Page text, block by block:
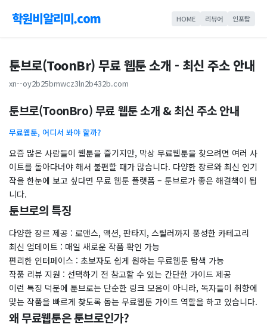
학원비알리미.com HOME 리뷰어 인포탑
툰브로(ToonBr) 무료 웹툰 소개 - 최신 주소 안내
xn--oy2b25bmwcz3ln2b432b.com
툰브로(ToonBro) 무료 웹툰 소개 & 최신 주소 안내
무료웹툰, 어디서 봐야 할까?
요즘 많은 사람들이 웹툰을 즐기지만, 막상 무료웹툰을 찾으려면 여러 사
이트를 돌아다녀야 해서 불편할 때가 많습니다. 다양한 장르와 최신 인기
작을 한눈에 보고 싶다면 무료 웹툰 플랫폼 – 툰브로가 좋은 해결책이 됩
니다.
툰브로의 특징
다양한 장르 제공 : 로맨스, 액션, 판타지, 스릴러까지 풍성한 카테고리
최신 업데이트 : 매일 새로운 작품 확인 가능
편리한 인터페이스 : 초보자도 쉽게 원하는 무료웹툰 탐색 가능
작품 리뷰 지원 : 선택하기 전 참고할 수 있는 간단한 가이드 제공
이런 특징 덕분에 툰브로는 단순한 링크 모음이 아니라, 독자들이 취향에
맞는 작품을 빠르게 찾도록 돕는 무료웹툰 가이드 역할을 하고 있습니다.
왜 무료웹툰은 툰브로인가?